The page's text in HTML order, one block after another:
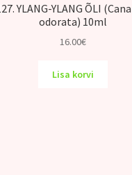
YLANG-YLANG ÕLI
odorata) 10ml
16.00€
Lisa korvi